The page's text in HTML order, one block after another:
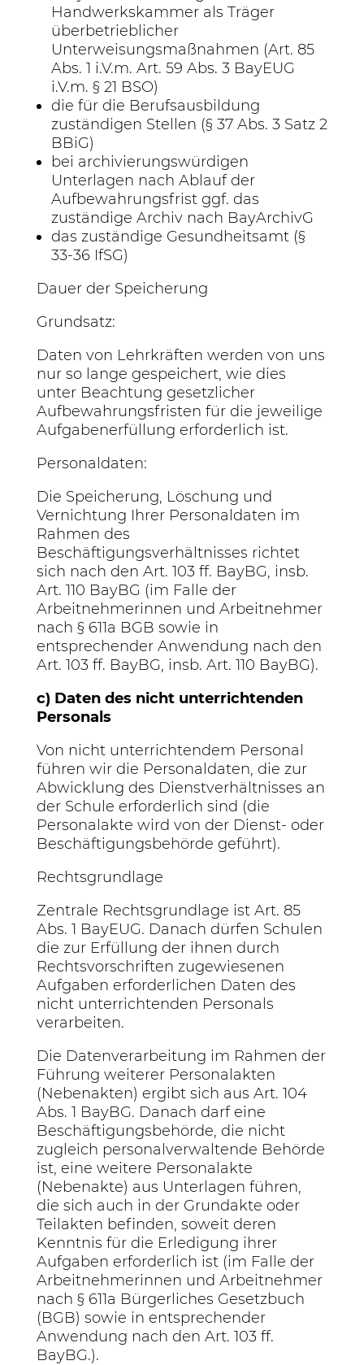
Handwerkskammer als Träger
überbetrieblicher
Unterweisungsmaßnahmen (Art. 85
Abs. 1 i.V.m. Art. 59 Abs. 3 BayEUG
i.V.m. § 21 BSO)
die für die Berufsausbildung
zuständigen Stellen (§ 37 Abs. 3 Satz 2
BBiG)
bei archivierungswürdigen
Unterlagen nach Ablauf der
Aufbewahrungsfrist ggf. das
zuständige Archiv nach BayArchivG
das zuständige Gesundheitsamt (§
33-36 IfSG)
Dauer der Speicherung
Grundsatz:
Daten von Lehrkräften werden von uns
nur so lange gespeichert, wie dies
unter Beachtung gesetzlicher
Aufbewahrungsfristen für die jeweilige
Aufgabenerfüllung erforderlich ist.
Personaldaten:
Die Speicherung, Löschung und
Vernichtung Ihrer Personaldaten im
Rahmen des
Beschäftigungsverhältnisses richtet
sich nach den Art. 103 ff. BayBG, insb.
Art. 110 BayBG (im Falle der
Arbeitnehmerinnen und Arbeitnehmer
nach § 611a BGB sowie in
entsprechender Anwendung nach den
Art. 103 ff. BayBG, insb. Art. 110 BayBG).
c) Daten des nicht unterrichtenden
Personals
Von nicht unterrichtendem Personal
führen wir die Personaldaten, die zur
Abwicklung des Dienstverhältnisses an
der Schule erforderlich sind (die
Personalakte wird von der Dienst- oder
Beschäftigungsbehörde geführt).
Rechtsgrundlage
Zentrale Rechtsgrundlage ist Art. 85
Abs. 1 BayEUG. Danach dürfen Schulen
die zur Erfüllung der ihnen durch
Rechtsvorschriften zugewiesenen
Aufgaben erforderlichen Daten des
nicht unterrichtenden Personals
verarbeiten.
Die Datenverarbeitung im Rahmen der
Führung weiterer Personalakten
(Nebenakten) ergibt sich aus Art. 104
Abs. 1 BayBG. Danach darf eine
Beschäftigungsbehörde, die nicht
zugleich personalverwaltende Behörde
ist, eine weitere Personalakte
(Nebenakte) aus Unterlagen führen,
die sich auch in der Grundakte oder
Teilakten befinden, soweit deren
Kenntnis für die Erledigung ihrer
Aufgaben erforderlich ist (im Falle der
Arbeitnehmerinnen und Arbeitnehmer
nach § 611a Bürgerliches Gesetzbuch
(BGB) sowie in entsprechender
Anwendung nach den Art. 103 ff.
BayBG.).